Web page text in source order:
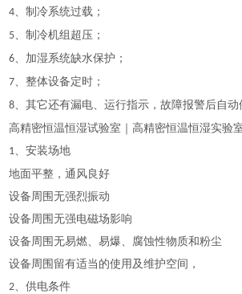
4、制冷系统过载；
5、制冷机组超压；
6、加湿系统缺水保护；
7、整体设备定时；
8、其它还有漏电、运行指示，故障报警后自动
高精密恒温恒湿试验室｜高精密恒温恒湿实验
1、安装场地
地面平整，通风良好
设备周围无强烈振动
设备周围无强电磁场影响
设备周围无易燃、易爆、腐蚀性物质和粉尘
设备周围留有适当的使用及维护空间，
2、供电条件